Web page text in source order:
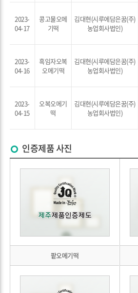
2023-
04-17
콩고물오메
기떡
김대현(시루에담은꿈(주)
농업회사법인)
2023-
04-16
흑임자오복
오메기떡
김대현(시루에담은꿈(주)
농업회사법인)
2023-
04-15
오복오메기
떡
김대현(시루에담은꿈(주)
농업회사법인)
인증제품 사진
팥오메기떡